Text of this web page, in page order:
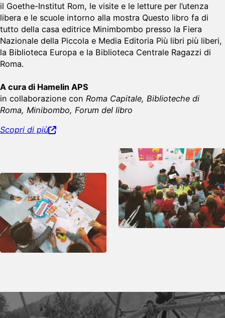
il Goethe-Institut Rom, le visite e le letture per l’utenza
libera e le scuole intorno alla mostra Questo libro fa di
tutto della casa editrice Minimbombo presso la Fiera
Nazionale della Piccola e Media Editoria Più libri più liberi,
la Biblioteca Europa e la Biblioteca Centrale Ragazzi di
Roma.
A cura di Hamelin APS
in collaborazione con Roma Capitale, Biblioteche di
Roma, Minibombo, Forum del libro
Scopri di più